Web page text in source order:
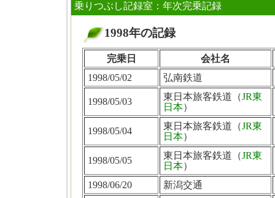
乗りつぶし記録室：年次完乗記録
1998年の記録
完乗日
会社名
1998/05/02
弘南鉄道
1998/05/03 東日本旅客鉄道（JR東
日本）
1998/05/04 東日本旅客鉄道（JR東
日本）
1998/05/05 東日本旅客鉄道（JR東
日本）
1998/06/20
新潟交通